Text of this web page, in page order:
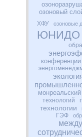
озоновый
ХФУ озоновые
ЮНИДО
конференции
технологий
технологии
ГЭФ